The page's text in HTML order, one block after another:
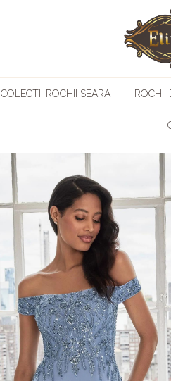
COLECTII ROCHII SEARA ROCHII